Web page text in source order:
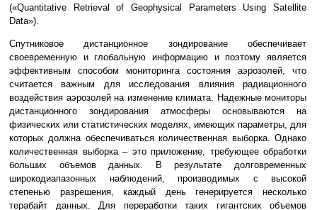
(«Quantitative Retrieval of Geophysical Parameters Using Satellite
Data»).
Спутниковое дистанционное зондирование обеспечивает
своевременную и глобальную информацию и поэтому является
эффективным способом мониторинга состояния аэрозолей, что
считается важным для исследования влияния радиационного
воздействия аэрозолей на изменение климата. Надежные мониторы
дистанционного зондирования атмосферы основываются на
физических или статистических моделях, имеющих параметры, для
которых должна обеспечиваться количественная выборка. Однако
количественная выборка – это приложение, требующее обработки
больших объемов данных. В результате долговременных
широкодиапазонных наблюдений, производимых с высокой
степенью разрешения, каждый день генерируется несколько
терабайт данных. Для переработки таких гигантских объемов